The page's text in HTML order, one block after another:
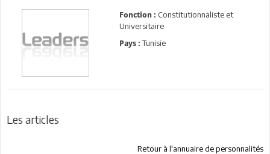
Fonction : Constitutionnaliste et
Universitaire
Pays : Tunisie
Les articles
Retour à l'annuaire de personnalités